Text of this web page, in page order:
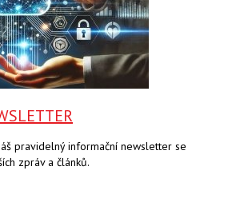
pravidelný informační newsletter se
zpráv a článků.